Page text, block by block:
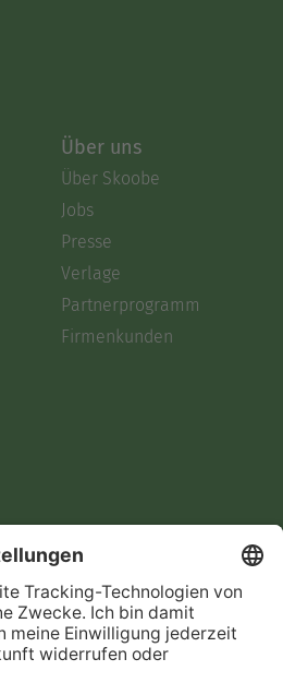
Über uns
Über Skoobe
Jobs
Presse
Verlage
Partnerprogramm
Firmenkunden